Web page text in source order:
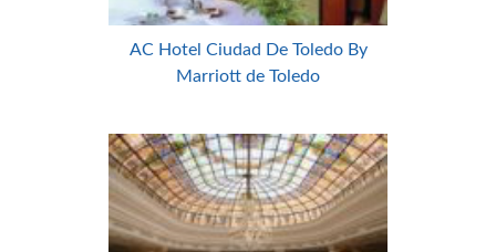
AC Hotel Ciudad De Toledo By
Marriott de Toledo